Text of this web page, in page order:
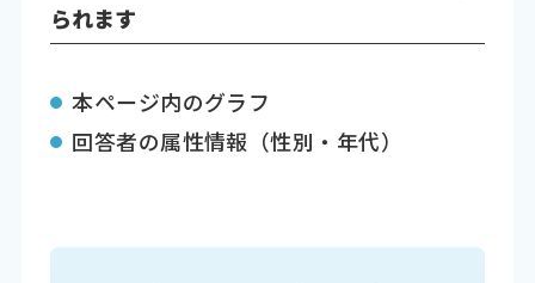
られます
本ページ内のグラフ
回答者の属性情報（性別・年代）